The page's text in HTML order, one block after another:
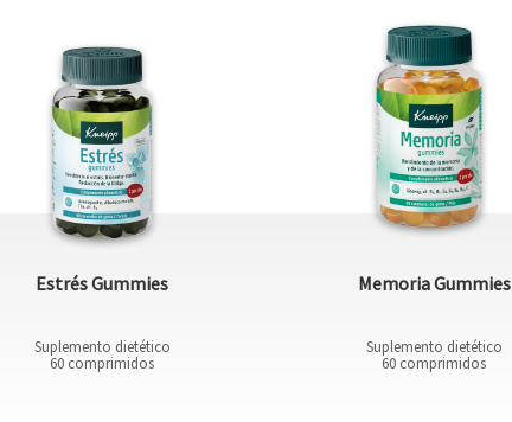
Estrés Gummies
Suplemento dietético
60 comprimidos
Memoria Gummies
Suplemento dietético
60 comprimidos